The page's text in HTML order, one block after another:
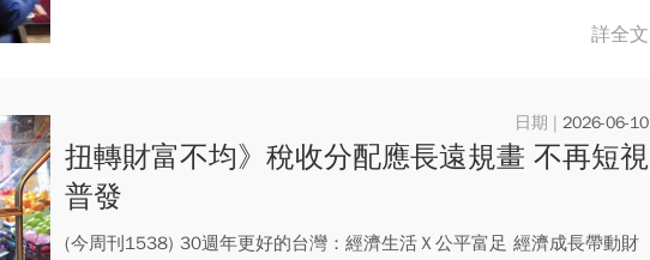
詳全文
2026-06-10
扭轉財富不均》稅收分配應長遠規畫 不再短視
普發
(今周刊1538) 30週年更好的台灣：經濟生活Ｘ公平富足 經濟成長帶動財